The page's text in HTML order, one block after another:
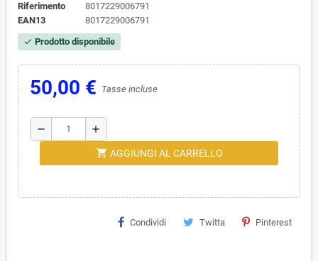
Riferimento
8017229006791
EAN13
8017229006791
check Prodotto disponibile
50,00 € Tasse incluse
remove add
shopping_cart AGGIUNGI AL CARRELLO
Condividi Twitta Pinterest